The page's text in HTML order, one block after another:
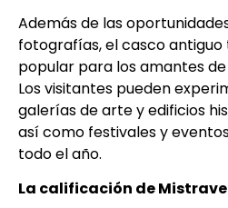
Además de las
fotografías, el casco
popular para los amantes
Los visitantes pueden
galerías de arte y edificios
así como festivales y
todo el año.
La calificación de